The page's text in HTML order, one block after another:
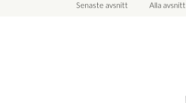
Senaste avsnitt Alla avsnitt